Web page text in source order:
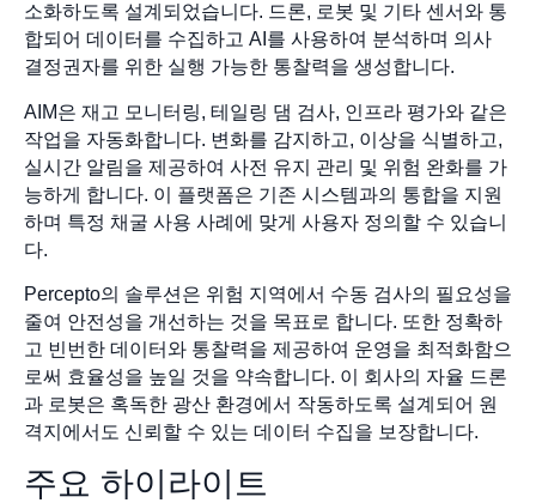
소화하도록 설계되었습니다. 드론, 로봇 및 기타 센서와 통
합되어 데이터를 수집하고 AI를 사용하여 분석하며 의사
결정권자를 위한 실행 가능한 통찰력을 생성합니다.
AIM은 재고 모니터링, 테일링 댐 검사, 인프라 평가와 같은
작업을 자동화합니다. 변화를 감지하고, 이상을 식별하고,
실시간 알림을 제공하여 사전 유지 관리 및 위험 완화를 가
능하게 합니다. 이 플랫폼은 기존 시스템과의 통합을 지원
하며 특정 채굴 사용 사례에 맞게 사용자 정의할 수 있습니
다.
Percepto의 솔루션은 위험 지역에서 수동 검사의 필요성을
줄여 안전성을 개선하는 것을 목표로 합니다. 또한 정확하
고 빈번한 데이터와 통찰력을 제공하여 운영을 최적화함으
로써 효율성을 높일 것을 약속합니다. 이 회사의 자율 드론
과 로봇은 혹독한 광산 환경에서 작동하도록 설계되어 원
격지에서도 신뢰할 수 있는 데이터 수집을 보장합니다.
주요 하이라이트